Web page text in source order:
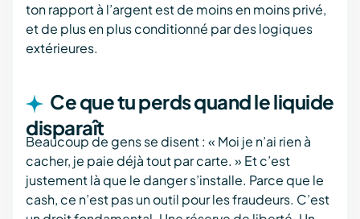
ton rapport à l’argent est de moins en moins privé,
et de plus en plus conditionné par des logiques
extérieures.
Ce que tu perds quand le liquide
disparaît
Beaucoup de gens se disent : « Moi je n’ai rien à
cacher, je paie déjà tout par carte. » Et c’est
justement là que le danger s’installe. Parce que le
cash, ce n’est pas un outil pour les fraudeurs. C’est